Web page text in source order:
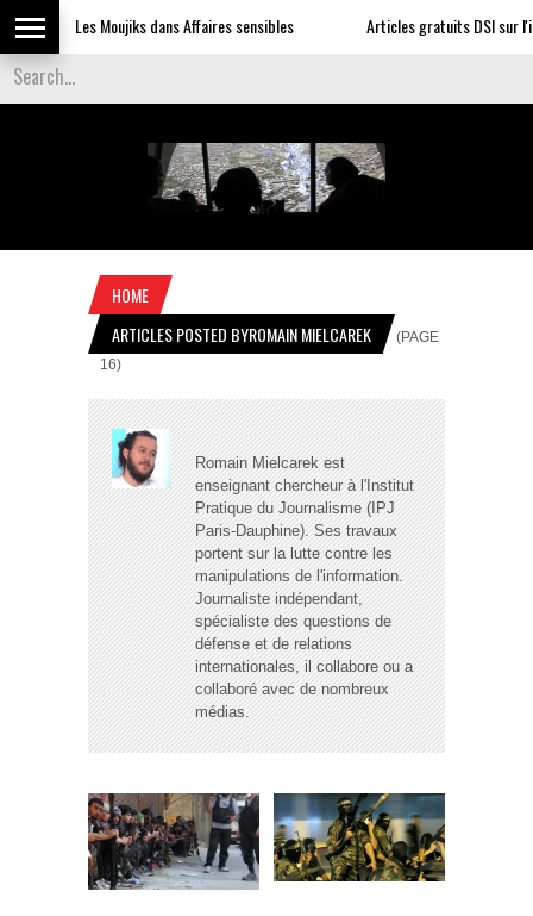
Les Moujiks dans Affaires sensibles Articles gratuits DSI sur
HOME
ARTICLES POSTED BYROMAIN MIELCAREK
(PAGE
16)
Romain Mielcarek est
enseignant chercheur à l'Institut
Pratique du Journalisme (IPJ
Paris-Dauphine). Ses travaux
portent sur la lutte contre les
manipulations de l'information.
Journaliste indépendant,
spécialiste des questions de
défense et de relations
internationales, il collabore ou a
collaboré avec de nombreux
médias.